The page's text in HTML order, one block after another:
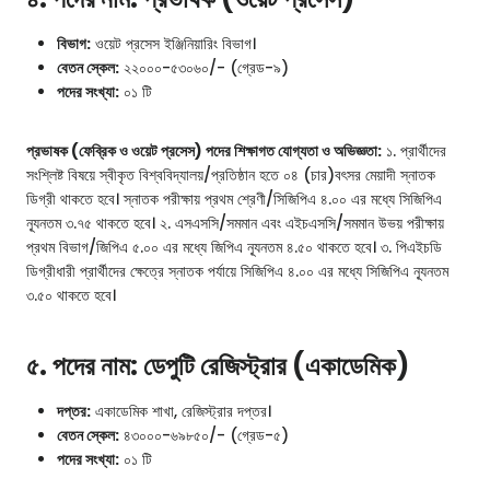
বিভাগ: ওয়েট প্রসেস ইঞ্জিনিয়ারিং বিভাগ।
বেতন স্কেল: ২২০০০-৫৩০৬০/- (গ্রেড-৯)
পদের সংখ্যা: ০১ টি
প্রভাষক (ফেব্রিক ও ওয়েট প্রসেস) পদের শিক্ষাগত যোগ্যতা ও অভিজ্ঞতা: ১. প্রার্থীদের
সংশ্লিষ্ট বিষয়ে স্বীকৃত বিশ্ববিদ্যালয়/প্রতিষ্ঠান হতে ০৪ (চার)বৎসর মেয়াদী স্নাতক
ডিগ্রী থাকতে হবে। স্নাতক পরীক্ষায় প্রথম শ্রেণী/সিজিপিএ ৪.০০ এর মধ্যে সিজিপিএ
ন্যূনতম ৩.৭৫ থাকতে হবে। ২. এসএসসি/সমমান এবং এইচএসসি/সমমান উভয় পরীক্ষায়
প্রথম বিভাগ/জিপিএ ৫.০০ এর মধ্যে জিপিএ ন্যূনতম ৪.৫০ থাকতে হবে। ৩. পিএইচডি
ডিগ্রীধারী প্রার্থীদের ক্ষেত্রে স্নাতক পর্যায়ে সিজিপিএ ৪.০০ এর মধ্যে সিজিপিএ ন্যূনতম
৩.৫০ থাকতে হবে।
৫. পদের নাম: ডেপুটি রেজিস্ট্রার (একাডেমিক)
দপ্তর: একাডেমিক শাখা, রেজিস্ট্রার দপ্তর।
বেতন স্কেল: ৪৩০০০-৬৯৮৫০/- (গ্রেড-৫)
পদের সংখ্যা: ০১ টি